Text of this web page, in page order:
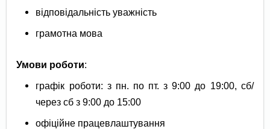
відповідальність уважність
грамотна мова
Умови роботи:
графік роботи: з пн. по пт. з 9:00 до 19:00, сб/
через сб з 9:00 до 15:00
офіційне працевлаштування